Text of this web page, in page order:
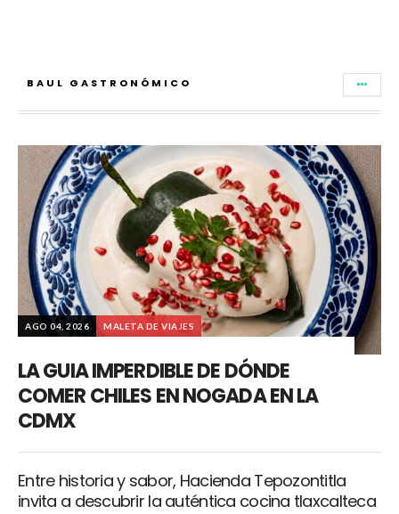
BAUL GASTRONÓMICO
AGO 04, 2026 MALETA DE VIAJES
LA GUIA IMPERDIBLE DE DÓNDE
COMER CHILES EN NOGADA EN LA
CDMX
Entre historia y sabor, Hacienda Tepozontitla
invita a descubrir la auténtica cocina tlaxcalteca